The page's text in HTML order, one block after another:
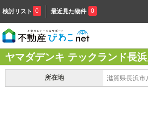
検討リスト 0 最近見た物件 0
ヤマダデンキ テックランド長
所在地 滋賀県長浜市